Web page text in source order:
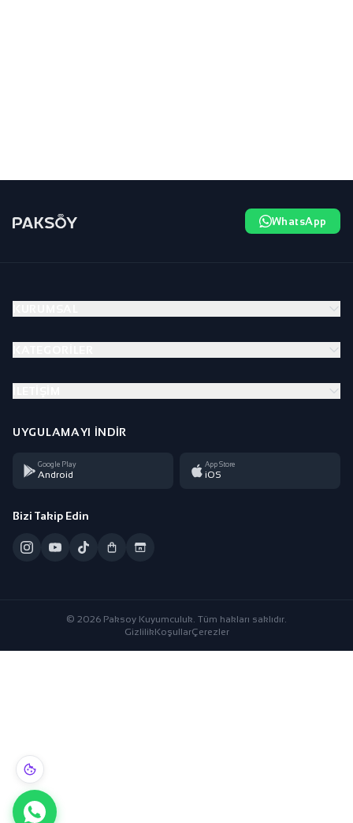
WhatsApp
UYGULAMAYI İNDIR
Google Play
Android
App Store
iOS
Bizi Takip Edin
© 2026 Paksoy Kuyumculuk. Tüm hakları saklıdır.
GizlilikKoşullarÇerezler